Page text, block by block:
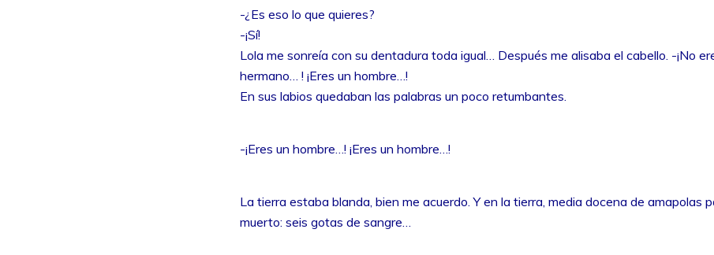
-¿Es eso lo que quieres?
-¡Sí!
Lola me sonreía con su dentadura toda igual… Después me alisaba el cabello. -¡No
hermano… ! ¡Eres un hombre…!
En sus labios quedaban las palabras un poco retumbantes.
-¡Eres un hombre…! ¡Eres un hombre…!
La tierra estaba blanda, bien me acuerdo. Y en la tierra, media docena de amapolas
muerto: seis gotas de sangre…